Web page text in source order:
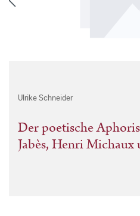
Ulrike Schneider
Der poetische
Jabès, Henri Michaux